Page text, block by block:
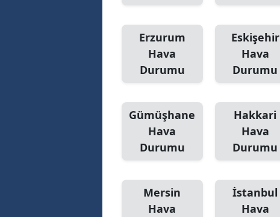
Erzurum
Hava
Durumu
Eskişehir
Hava
Durumu
Gümüşhane
Hava
Durumu
Hakkari
Hava
Durumu
Mersin
Hava
İstanbul
Hava